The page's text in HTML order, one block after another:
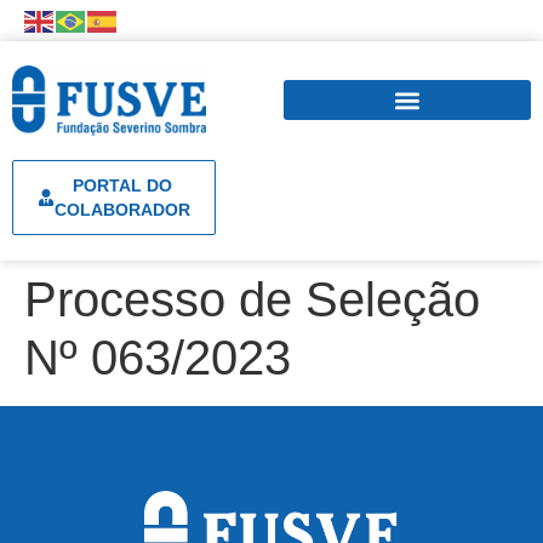
PORTAL DO
COLABORADOR
Processo de Seleção
Nº 063/2023